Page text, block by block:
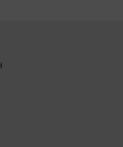
Die
von zwei bis drei
und samstags
Ferien werden in der
das Bildungsgeld-
beantragt werden.
für diese Ausbildung